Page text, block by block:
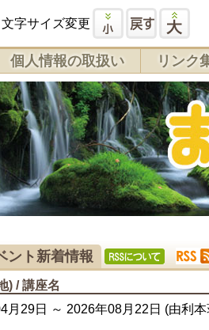
文字サイズ変更
個人情報の取扱い リンク
ント新着情報
) / 講座名
月29日 ～ 2026年08月22日 (由利本